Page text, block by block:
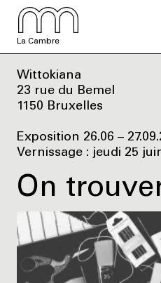
La Cambre
Wittokiana
23 rue du Bemel
1150 Bruxelles
Exposition 26.06 –
Vernissage : jeudi 25
On